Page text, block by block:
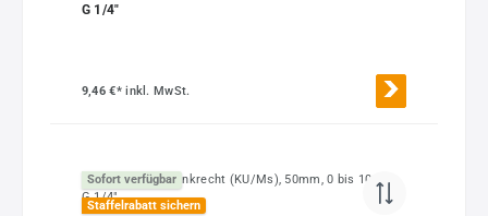
G 1/4"
9,46 €*inkl. MwSt.
Sofort verfügbar
Staffelrabatt sichern